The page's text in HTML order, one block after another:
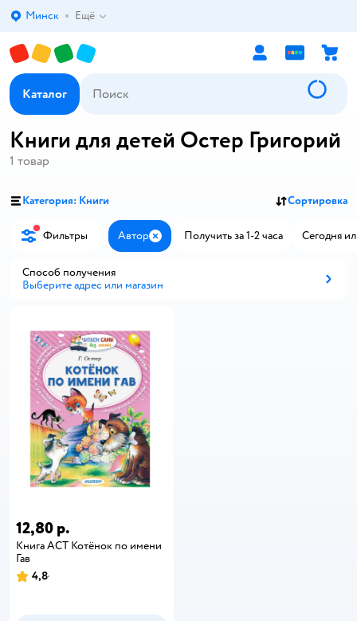
Выбор адреса доставки.
Минск Ещё
Каталог
Книги для детей Остер Григорий
1 товар
Категория: Книги Сортировка
Фильтры Автор ЗакрытьПолучить за 1-2 часа Сегодня
Способ получения
Выберите адрес или магазин
12,80 р.
Книга АСТ Котёнок по имени
Гав
4,8